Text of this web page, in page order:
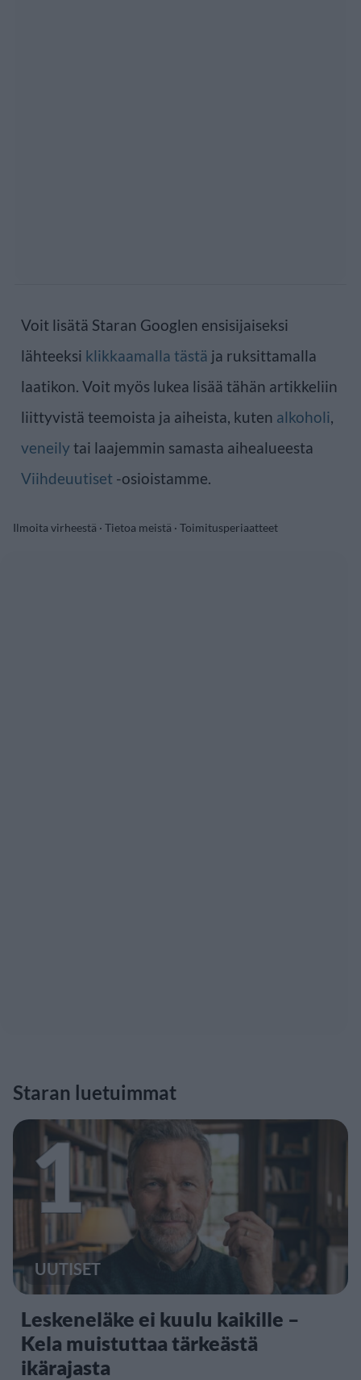
Voit lisätä Staran Googlen ensisijaiseksi
lähteeksi klikkaamalla tästä ja ruksittamalla
laatikon. Voit myös lukea lisää tähän artikkeliin
liittyvistä teemoista ja aiheista, kuten alkoholi,
veneily tai laajemmin samasta aihealueesta
Viihdeuutiset -osioistamme.
Ilmoita virheestä · Tietoa meistä · Toimitusperiaatteet
Staran luetuimmat
1
UUTISET
Leskeneläke ei kuulu kaikille –
Kela muistuttaa tärkeästä
ikärajasta